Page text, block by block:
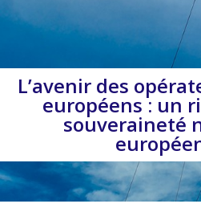
L’avenir des
européens : un
souveraineté